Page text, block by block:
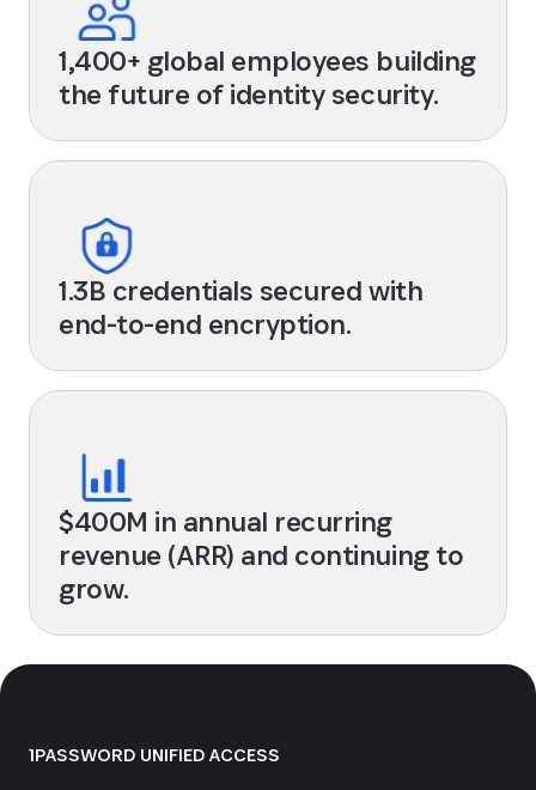
1,400+ global employees building
the future of identity security.
1.3B credentials secured with
end-to-end encryption.
$400M in annual recurring
revenue (ARR) and continuing to
grow.
1PASSWORD UNIFIED ACCESS